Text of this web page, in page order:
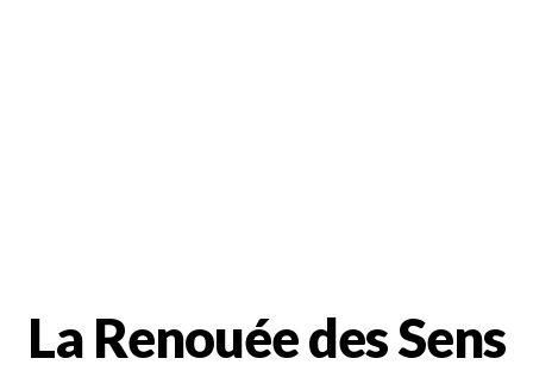
La Renouée des Sens